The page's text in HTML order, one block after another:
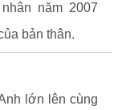
năm 2007
bản thân.
lớn lên cùng